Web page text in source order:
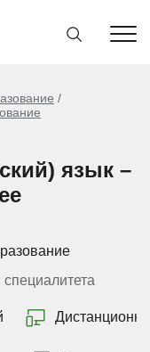
язык –
Дистанционно